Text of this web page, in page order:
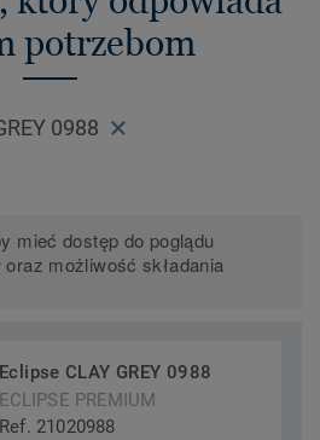
potrzebom
0988
mieć dostęp do poglądu
możliwość składania
Eclipse CLAY GREY 0988
ECLIPSE PREMIUM
Ref. 21020988